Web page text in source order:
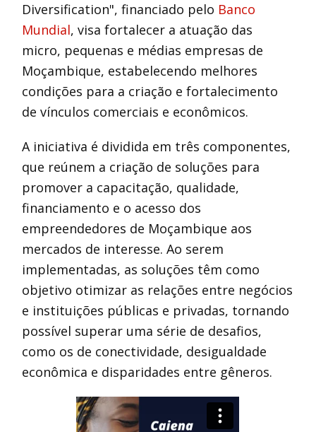
Diversification", financiado pelo Banco
Mundial, visa fortalecer a atuação das
micro, pequenas e médias empresas de
Moçambique, estabelecendo melhores
condições para a criação e fortalecimento
de vínculos comerciais e econômicos.
A iniciativa é dividida em três componentes,
que reúnem a criação de soluções para
promover a capacitação, qualidade,
financiamento e o acesso dos
empreendedores de Moçambique aos
mercados de interesse. Ao serem
implementadas, as soluções têm como
objetivo otimizar as relações entre negócios
e instituições públicas e privadas, tornando
possível superar uma série de desafios,
como os de conectividade, desigualdade
econômica e disparidades entre gêneros.